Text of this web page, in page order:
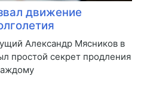
движение
Александр Мясников в
простой секрет продления